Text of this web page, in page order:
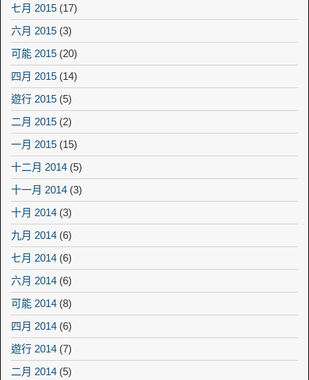
七月 2015 (17)
六月 2015 (3)
可能 2015 (20)
四月 2015 (14)
遊行 2015 (5)
二月 2015 (2)
一月 2015 (15)
十二月 2014 (5)
十一月 2014 (3)
十月 2014 (3)
九月 2014 (6)
七月 2014 (6)
六月 2014 (6)
可能 2014 (8)
四月 2014 (6)
遊行 2014 (7)
二月 2014 (5)